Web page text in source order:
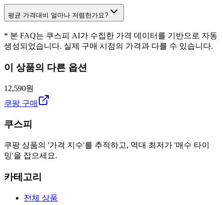
평균 가격대비 얼마나 저렴한가요?
* 본 FAQ는 쿠스피 AI가 수집한 가격 데이터를 기반으로 자동
생성되었습니다. 실제 구매 시점의 가격과 다를 수 있습니다.
이 상품의 다른 옵션
12,590원
쿠팡 구매
쿠스피
쿠팡 상품의 '가격 지수'를 추적하고, 역대 최저가 '매수 타이
밍'을 잡으세요.
카테고리
전체 상품